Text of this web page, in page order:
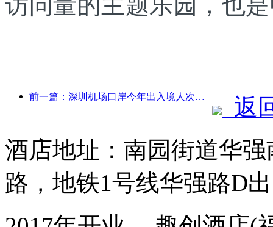
前一篇：深圳机场口岸今年出入境人次突破300万，创历史同期新高
返
酒店地址：南园街道华
路，地铁1号线华强路D